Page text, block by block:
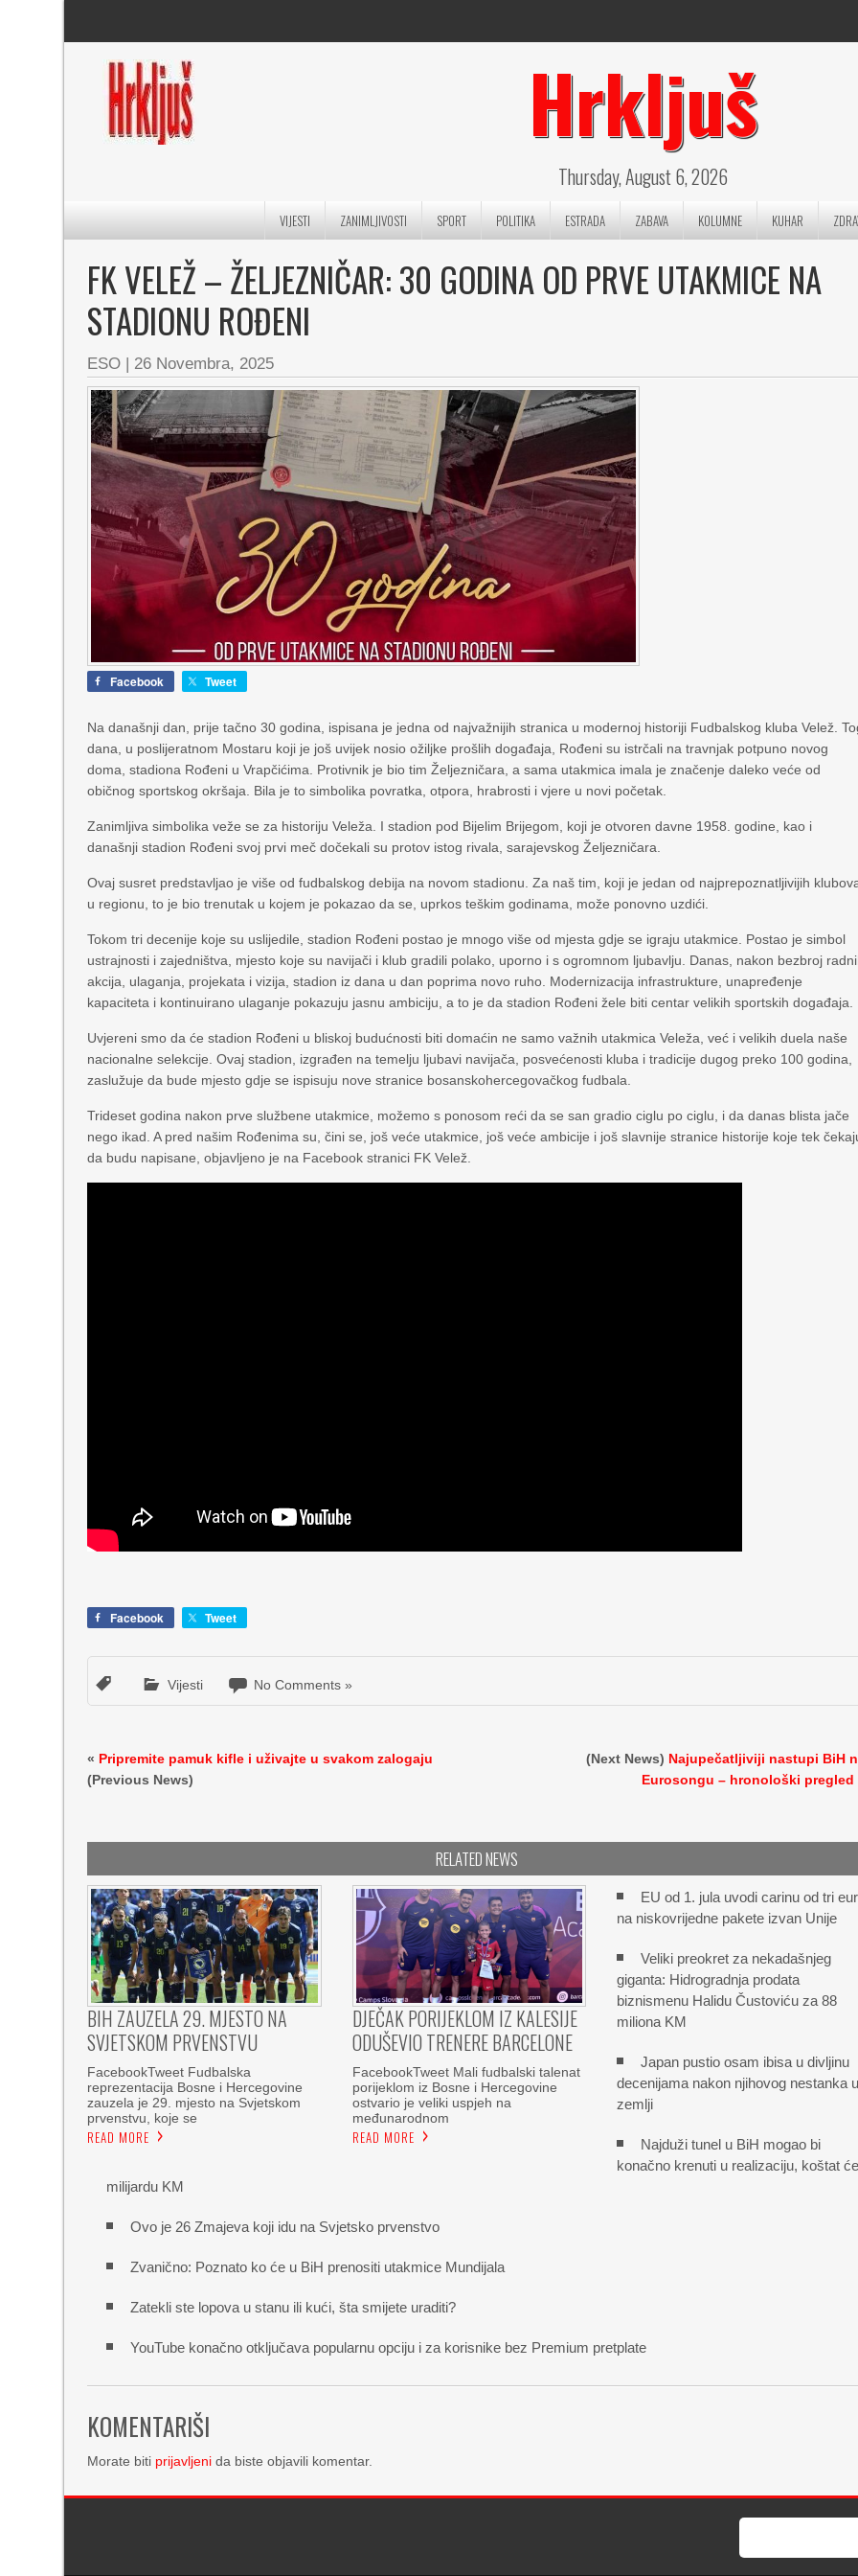
Hrkljuš
Thursday, August 6, 2026
VIJESTI ZANIMLJIVOSTI SPORT POLITIKA ESTRADA ZABAVA KOLUMNE KUHAR
FK VELEŽ – ŽELJEZNIČAR: 30 GODINA OD PRVE UTAKMICE NA
STADIONU ROĐENI
ESO | 26 Novembra, 2025
Facebook Tweet
Na današnji dan, prije tačno 30 godina, ispisana je jedna od najvažnijih stranica u modernoj historiji Fudbalskog kluba Velež.
dana, u poslijeratnom Mostaru koji je još uvijek nosio ožiljke prošlih događaja, Rođeni su istrčali na travnjak potpuno novog
doma, stadiona Rođeni u Vrapčićima. Protivnik je bio tim Željezničara, a sama utakmica imala je značenje daleko veće od
običnog sportskog okršaja. Bila je to simbolika povratka, otpora, hrabrosti i vjere u novi početak.
Zanimljiva simbolika veže se za historiju Veleža. I stadion pod Bijelim Brijegom, koji je otvoren davne 1958. godine, kao i
današnji stadion Rođeni svoj prvi meč dočekali su protov istog rivala, sarajevskog Željezničara.
Ovaj susret predstavljao je više od fudbalskog debija na novom stadionu. Za naš tim, koji je jedan od najprepoznatljivijih
u regionu, to je bio trenutak u kojem je pokazao da se, uprkos teškim godinama, može ponovno uzdići.
Tokom tri decenije koje su uslijedile, stadion Rođeni postao je mnogo više od mjesta gdje se igraju utakmice. Postao je simbol
ustrajnosti i zajedništva, mjesto koje su navijači i klub gradili polako, uporno i s ogromnom ljubavlju. Danas, nakon bezbroj
akcija, ulaganja, projekata i vizija, stadion iz dana u dan poprima novo ruho. Modernizacija infrastrukture, unapređenje
kapaciteta i kontinuirano ulaganje pokazuju jasnu ambiciju, a to je da stadion Rođeni žele biti centar velikih sportskih događaja.
Uvjereni smo da će stadion Rođeni u bliskoj budućnosti biti domaćin ne samo važnih utakmica Veleža, već i velikih duela naše
nacionalne selekcije. Ovaj stadion, izgrađen na temelju ljubavi navijača, posvećenosti kluba i tradicije dugog preko 100 godina,
zaslužuje da bude mjesto gdje se ispisuju nove stranice bosanskohercegovačkog fudbala.
Trideset godina nakon prve službene utakmice, možemo s ponosom reći da se san gradio ciglu po ciglu, i da danas blista jače
nego ikad. A pred našim Rođenima su, čini se, još veće utakmice, još veće ambicije i još slavnije stranice historije koje tek
da budu napisane, objavljeno je na Facebook stranici FK Velež.
Facebook Tweet
Vijesti No Comments »
« Pripremite pamuk kifle i uživajte u svakom zalogaju
(Previous News)
(Next News) Najupečatljiviji nastupi BiH
Eurosongu – hronološki pregled
RELATED NEWS
BIH ZAUZELA 29. MJESTO NA
SVJETSKOM PRVENSTVU
FacebookTweet Fudbalska
reprezentacija Bosne i Hercegovine
zauzela je 29. mjesto na Svjetskom
prvenstvu, koje se
READ MORE
DJEČAK PORIJEKLOM IZ KALESIJE
ODUŠEVIO TRENERE BARCELONE
FacebookTweet Mali fudbalski talenat
porijeklom iz Bosne i Hercegovine
ostvario je veliki uspjeh na
međunarodnom
READ MORE
EU od 1. jula uvodi carinu od tri
na niskovrijedne pakete izvan Unije
Veliki preokret za nekadašnjeg
giganta: Hidrogradnja prodata
biznismenu Halidu Čustoviću za 88
miliona KM
Japan pustio osam ibisa u divljinu
decenijama nakon njihovog nestanka
zemlji
Najduži tunel u BiH mogao bi
konačno krenuti u realizaciju, koštat
milijardu KM
Ovo je 26 Zmajeva koji idu na Svjetsko prvenstvo
Zvanično: Poznato ko će u BiH prenositi utakmice Mundijala
Zatekli ste lopova u stanu ili kući, šta smijete uraditi?
YouTube konačno otključava popularnu opciju i za korisnike bez Premium pretplate
KOMENTARIŠI
Morate biti prijavljeni da biste objavili komentar.